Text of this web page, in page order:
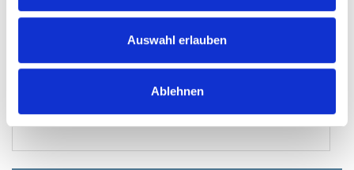
Auswahl erlauben
Ablehnen
E-Mail